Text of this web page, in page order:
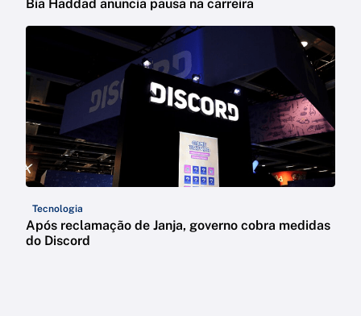
Bia Haddad anuncia pausa na carreira
Tecnologia
Após reclamação de Janja, governo cobra medidas
do Discord